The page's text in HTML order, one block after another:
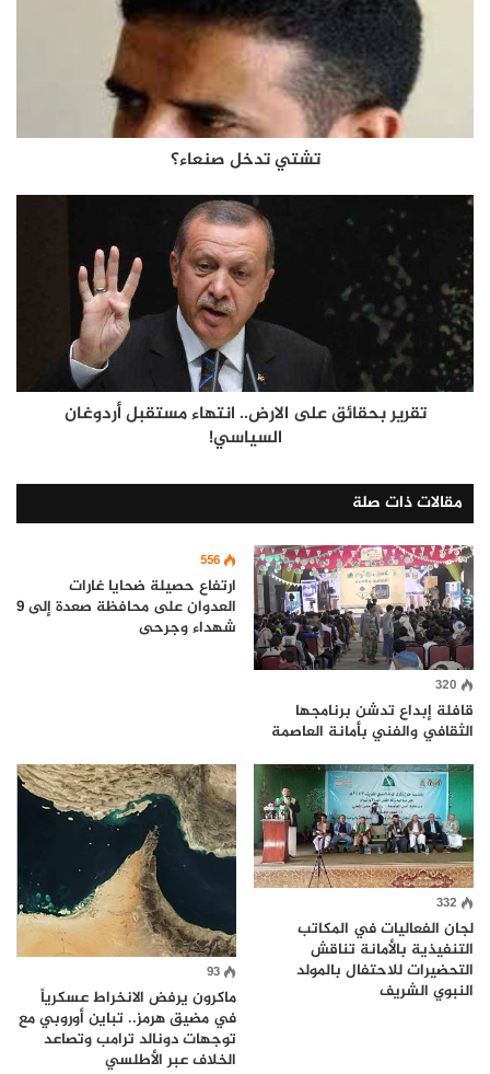
تشتي تدخل صنعاء؟
تقرير بحقائق على الارض.. انتهاء مستقبل أردوغان
السياسي!
مقالات ذات صلة
320
قافلة إبداع تدشن برنامجها
الثقافي والفني بأمانة العاصمة
556
ارتفاع حصيلة ضحايا غارات
العدوان على محافظة صعدة إلى 9
شهداء وجرحى
332
لجان الفعاليات في المكاتب
التنفيذية بالأمانة تناقش
التحضيرات للاحتفال بالمولد
النبوي الشريف
93
ماكرون يرفض الانخراط عسكرياً
في مضيق هرمز.. تباين أوروبي مع
توجهات دونالد ترامب وتصاعد
الخلاف عبر الأطلسي